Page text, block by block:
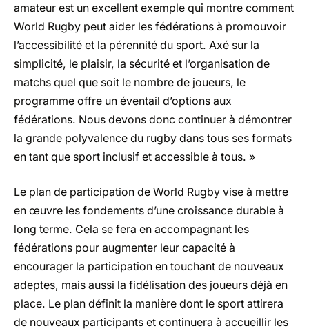
amateur est un excellent exemple qui montre comment
World Rugby peut aider les fédérations à promouvoir
l’accessibilité et la pérennité du sport. Axé sur la
simplicité, le plaisir, la sécurité et l’organisation de
matchs quel que soit le nombre de joueurs, le
programme offre un éventail d’options aux
fédérations. Nous devons donc continuer à démontrer
la grande polyvalence du rugby dans tous ses formats
en tant que sport inclusif et accessible à tous. »
Le plan de participation de World Rugby vise à mettre
en œuvre les fondements d’une croissance durable à
long terme. Cela se fera en accompagnant les
fédérations pour augmenter leur capacité à
encourager la participation en touchant de nouveaux
adeptes, mais aussi la fidélisation des joueurs déjà en
place. Le plan définit la manière dont le sport attirera
de nouveaux participants et continuera à accueillir les